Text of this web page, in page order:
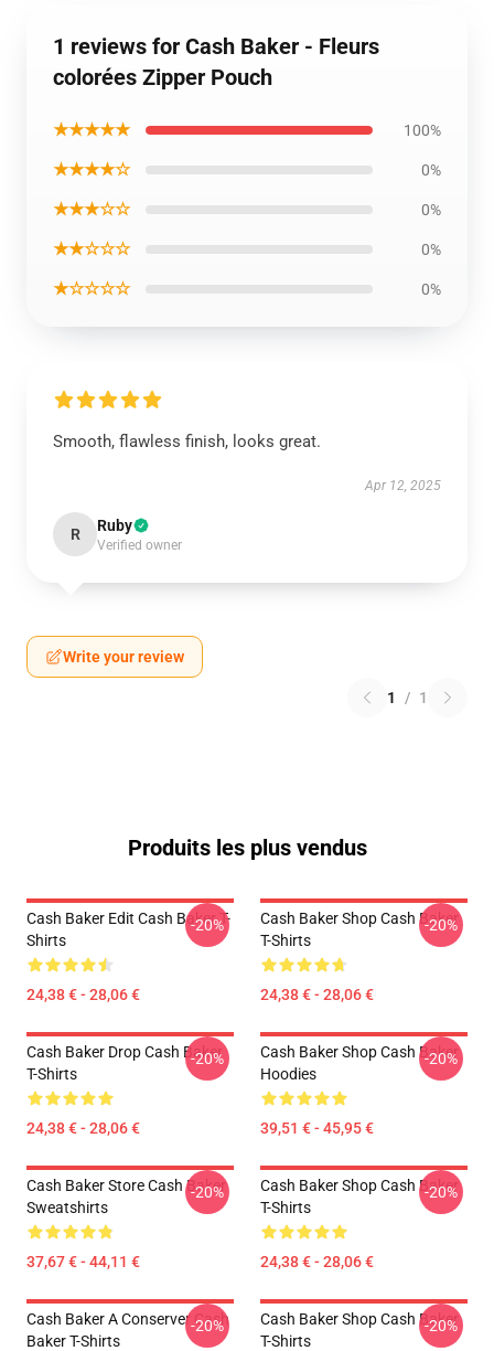
1 reviews for Cash Baker - Fleurs
colorées Zipper Pouch
★★★★★ 100%
★★★★☆ 0%
★★★☆☆ 0%
★★☆☆☆ 0%
★☆☆☆☆ 0%
Smooth, flawless finish, looks great.
Apr 12, 2025
R Ruby
Verified owner
Write your review
1 / 1
Produits les plus vendus
Cash Baker Edit Cash Baker T-
Shirts
24,38 € - 28,06 €
-20%
Cash Baker Shop Cash Baker
T-Shirts
24,38 € - 28,06 €
-20%
Cash Baker Drop Cash Baker
T-Shirts
24,38 € - 28,06 €
-20%
Cash Baker Shop Cash Baker
Hoodies
39,51 € - 45,95 €
-20%
Cash Baker Store Cash Baker
Sweatshirts
37,67 € - 44,11 €
-20%
Cash Baker Shop Cash Baker
T-Shirts
24,38 € - 28,06 €
-20%
Cash Baker A Conserver Cash
Baker T-Shirts
-20%
Cash Baker Shop Cash Baker
T-Shirts
-20%